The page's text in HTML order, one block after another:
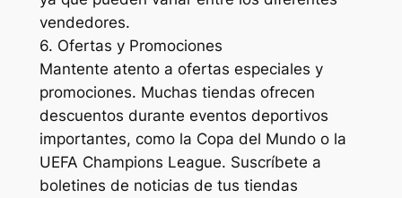
vendedores.
6. Ofertas y Promociones
Mantente atento a ofertas especiales y
promociones. Muchas tiendas ofrecen
descuentos durante eventos deportivos
importantes, como la Copa del Mundo o la
UEFA Champions League. Suscríbete a
boletines de noticias de tus tiendas